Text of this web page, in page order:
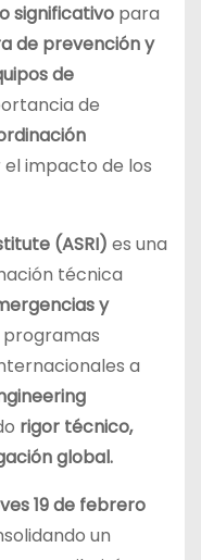
significativo para
de prevención y
de
de
impacto de los
(ASRI) es una
técnica
y
programas
a
rigor técnico,
global.
19 de febrero
un